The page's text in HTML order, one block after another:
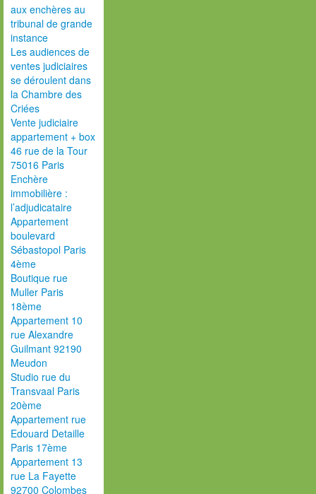
aux enchères au
tribunal de grande
instance
Les audiences de
ventes judiciaires
se déroulent dans
la Chambre des
Criées
Vente judiciaire
appartement + box
46 rue de la Tour
75016 Paris
Enchère
immobilière :
l’adjudicataire
Appartement
boulevard
Sébastopol Paris
4ème
Boutique rue
Muller Paris
18ème
Appartement 10
rue Alexandre
Guilmant 92190
Meudon
Studio rue du
Transvaal Paris
20ème
Appartement rue
Edouard Detaille
Paris 17ème
Appartement 13
rue La Fayette
92700 Colombes